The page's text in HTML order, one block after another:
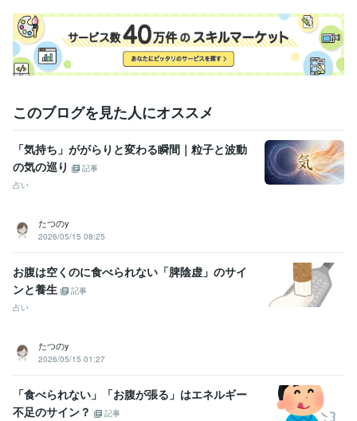
このブログを見た人にオススメ
「気持ち」ががらりと変わる瞬間｜粒子と波動
の気の巡り
記事
占い
たつのy
2026/05/15 08:25
お腹は空くのに食べられない「脾陰虚」のサイ
ンと養生
記事
占い
たつのy
2026/05/15 01:27
「食べられない」「お腹が張る」はエネルギー
不足のサイン？
記事